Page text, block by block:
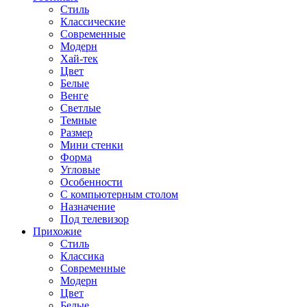
Стиль
Классические
Современные
Модерн
Хай-тек
Цвет
Белые
Венге
Светлые
Темные
Размер
Мини стенки
Форма
Угловые
Особенности
С компьютерным столом
Назначение
Под телевизор
Прихожие
Стиль
Классика
Современные
Модерн
Цвет